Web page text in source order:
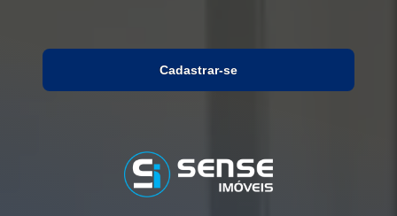
Cadastrar-se